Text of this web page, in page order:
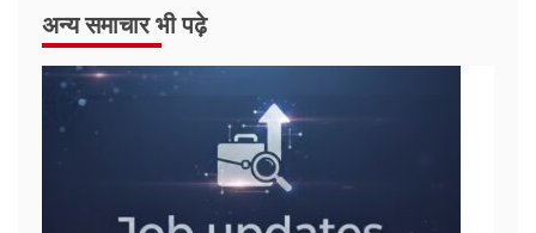
अन्य समाचार भी पढ़े